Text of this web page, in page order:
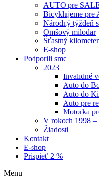
AUTO pre
Bicyklujeme pre
Národný týždeň
Omšový milodar
Šťastný kilometer
E-shop
Podporili sme
2023
Invalidné
Auto do
Auto do
Auto pre
Motorka
V rokoch 1998 –
Žiadosti
Kontakt
E-shop
Prispieť 2 %
Menu